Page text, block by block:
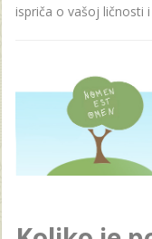
ispriča o vašoj ličnosti